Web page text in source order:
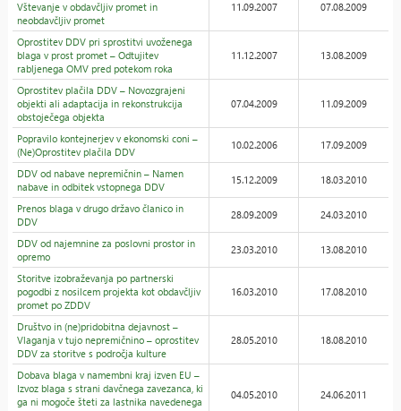
Vštevanje v obdavčljiv promet in
neobdavčljiv promet
11.09.2007 07.08.2009
Oprostitev DDV pri sprostitvi uvoženega
blaga v prost promet – Odtujitev
rabljenega OMV pred potekom roka
11.12.2007 13.08.2009
Oprostitev plačila DDV – Novozgrajeni
objekti ali adaptacija in rekonstrukcija
obstoječega objekta
07.04.2009 11.09.2009
Popravilo kontejnerjev v ekonomski coni –
(Ne)Oprostitev plačila DDV
10.02.2006 17.09.2009
DDV od nabave nepremičnin – Namen
nabave in odbitek vstopnega DDV
15.12.2009 18.03.2010
Prenos blaga v drugo državo članico in
DDV
28.09.2009 24.03.2010
DDV od najemnine za poslovni prostor in
opremo
23.03.2010 13.08.2010
Storitve izobraževanja po partnerski
pogodbi z nosilcem projekta kot obdavčljiv
promet po ZDDV
16.03.2010 17.08.2010
Društvo in (ne)pridobitna dejavnost –
Vlaganja v tujo nepremičnino – oprostitev
DDV za storitve s področja kulture
28.05.2010 18.08.2010
Dobava blaga v namembni kraj izven EU –
Izvoz blaga s strani davčnega zavezanca, ki
ga ni mogoče šteti za lastnika navedenega
04.05.2010 24.06.2011